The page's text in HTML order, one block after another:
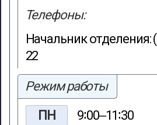
Телефоны:
Начальник отделения:
22
Режим работы
ПН
9∶00‒11∶30